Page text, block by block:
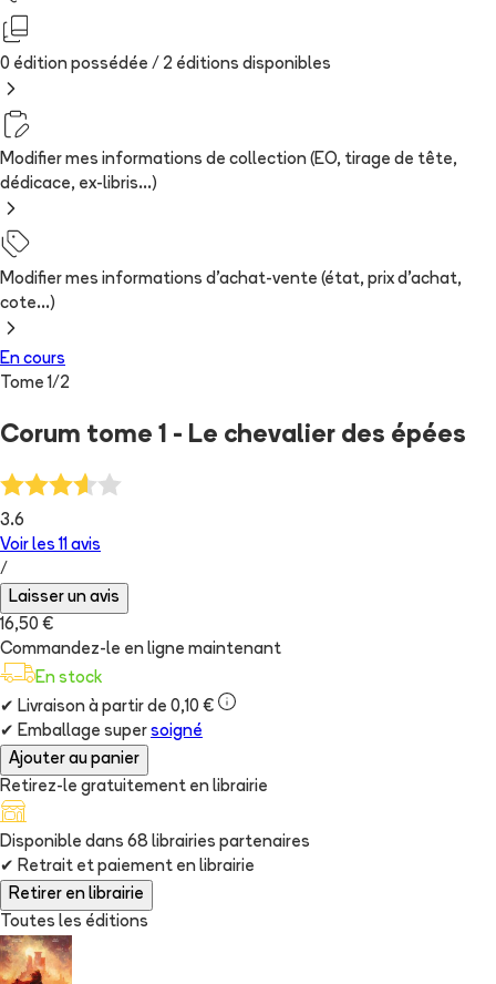
0 édition possédée / 2 éditions disponibles
Modifier mes informations de collection (EO, tirage de tête,
dédicace, ex-libris...)
Modifier mes informations d'achat-vente (état, prix d'achat,
cote...)
En cours
Tome 1/2
Corum tome 1 - Le chevalier des épées
3.6
Voir les 11 avis
/
Laisser un avis
16,50 €
Commandez-le en ligne maintenant
En stock
✔ Livraison à partir de 0,10 €
✔ Emballage super soigné
Ajouter au panier
Retirez-le gratuitement en librairie
Disponible dans 68 librairies partenaires
✔ Retrait et paiement en librairie
Retirer en librairie
Toutes les éditions